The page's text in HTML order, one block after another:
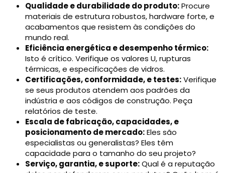
Qualidade e durabilidade do produto:Procure
materiais de estrutura robustos, hardware forte, e
acabamentos que resistem às condições do
mundo real.
Eficiência energética e desempenho térmico:
Isto é crítico. Verifique os valores U, rupturas
térmicas, e especificações de vidros.
Certificações, conformidade, e testes:Verifique
se seus produtos atendem aos padrões da
indústria e aos códigos de construção. Peça
relatórios de teste.
Escala de fabricação, capacidades, e
posicionamento de mercado:Eles são
especialistas ou generalistas? Eles têm
capacidade para o tamanho do seu projeto?
Serviço, garantia, e suporte:Qual é a reputação